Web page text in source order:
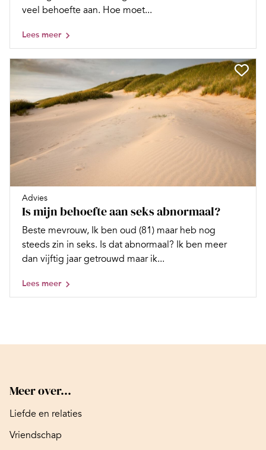
veel behoefte aan. Hoe moet...
Lees meer
Advies
Is mijn behoefte aan seks abnormaal?
Beste mevrouw, Ik ben oud (81) maar heb nog
steeds zin in seks. Is dat abnormaal? Ik ben meer
dan vijftig jaar getrouwd maar ik...
Lees meer
Meer over...
Liefde en relaties
Vriendschap